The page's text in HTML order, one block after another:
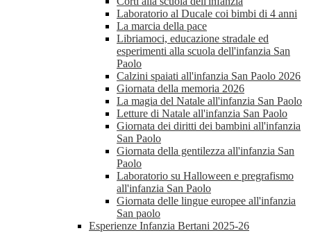
Laboratorio al Ducale coi bimbi di 4 anni
La marcia della pace
Libriamoci, educazione stradale ed
esperimenti alla scuola dell'infanzia San
Paolo
Calzini spaiati all'infanzia San Paolo 2026
Giornata della memoria 2026
La magia del Natale all'infanzia San Paolo
Letture di Natale all'infanzia San Paolo
Giornata dei diritti dei bambini all'infanzia
San Paolo
Giornata della gentilezza all'infanzia San
Paolo
Laboratorio su Halloween e pregrafismo
all'infanzia San Paolo
Giornata delle lingue europee all'infanzia
San paolo
Esperienze Infanzia Bertani 2025-26